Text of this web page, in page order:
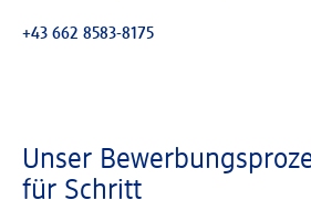
+43 662 8583-8175
Unser
für Schritt